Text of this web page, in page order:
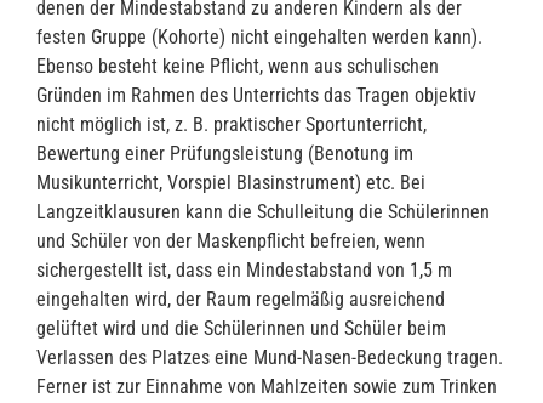
denen der Mindestabstand zu anderen Kindern als der
festen Gruppe (Kohorte) nicht eingehalten werden kann).
Ebenso besteht keine Pflicht, wenn aus schulischen
Gründen im Rahmen des Unterrichts das Tragen objektiv
nicht möglich ist, z. B. praktischer Sportunterricht,
Bewertung einer Prüfungsleistung (Benotung im
Musikunterricht, Vorspiel Blasinstrument) etc. Bei
Langzeitklausuren kann die Schulleitung die Schülerinnen
und Schüler von der Maskenpflicht befreien, wenn
sichergestellt ist, dass ein Mindestabstand von 1,5 m
eingehalten wird, der Raum regelmäßig ausreichend
gelüftet wird und die Schülerinnen und Schüler beim
Verlassen des Platzes eine Mund-Nasen-Bedeckung tragen.
Ferner ist zur Einnahme von Mahlzeiten sowie zum Trinken